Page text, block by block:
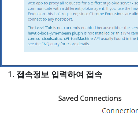
접속정보 입력하여 접속